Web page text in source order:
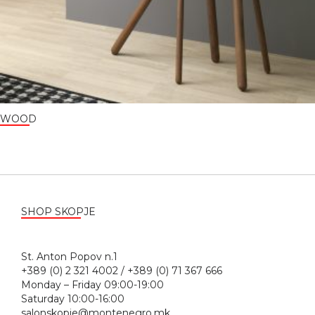
WOOD
SHOP SKOPJE
St. Anton Popov n.1
+389 (0) 2 321 4002 / +389 (0) 71 367 666
Monday – Friday 09:00-19:00
Saturday 10:00-16:00